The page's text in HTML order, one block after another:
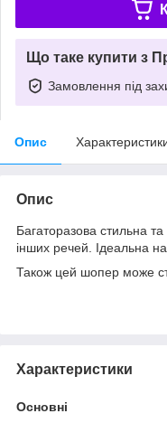
Що таке купити з
Замовлення під
Опис
Опис
Багаторазова стильна
інших речей.
Ідеальна
Також цей шопер може
Характеристики
Основні